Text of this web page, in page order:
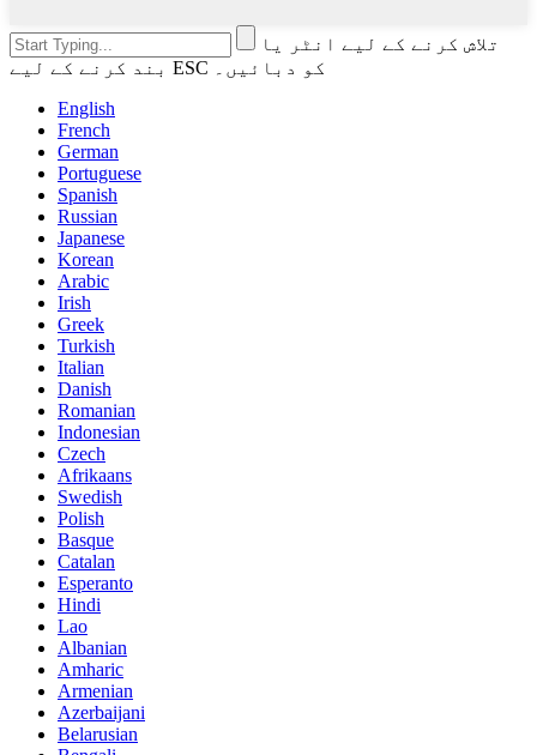
تلاش کرنے کے لیے انٹر یا
بند کرنے کے لیے ESC کو دبائیں۔
English
French
German
Portuguese
Spanish
Russian
Japanese
Korean
Arabic
Irish
Greek
Turkish
Italian
Danish
Romanian
Indonesian
Czech
Afrikaans
Swedish
Polish
Basque
Catalan
Esperanto
Hindi
Lao
Albanian
Amharic
Armenian
Azerbaijani
Belarusian